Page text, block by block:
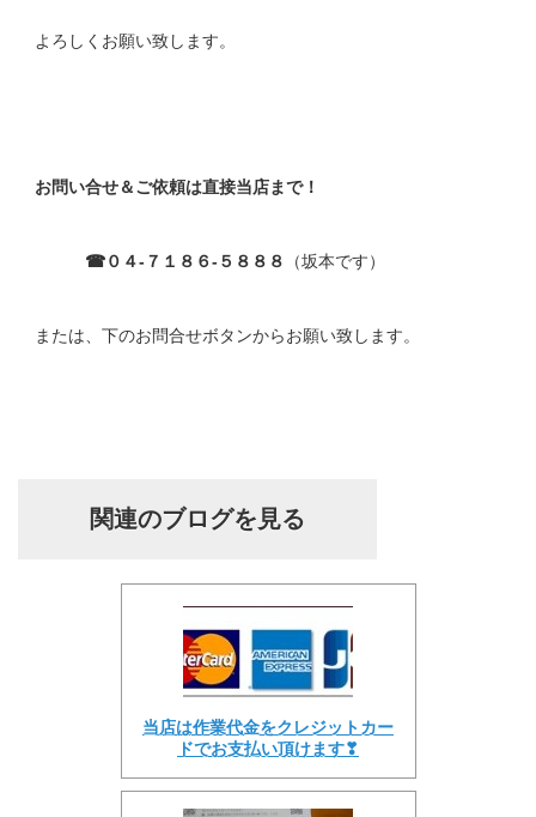
よろしくお願い致します。
お問い合せ＆ご依頼は直接当店まで！
☎０４-７１８６-５８８８ （坂本です）
または、下のお問合せボタンからお願い致します。
関連のブログを見る
当店は作業代金をクレジットカー
ドでお支払い頂けます❣